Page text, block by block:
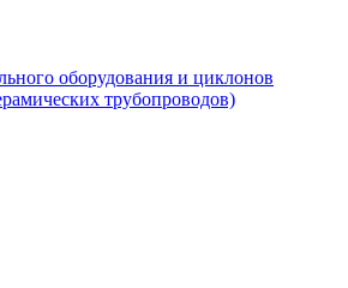
оборудования и циклонов
трубопроводов)